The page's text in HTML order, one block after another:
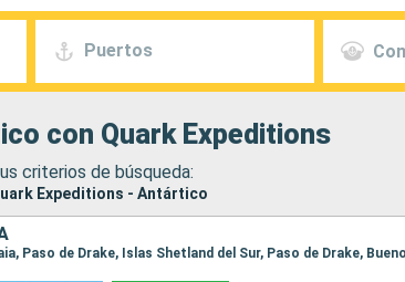
Puertos
con Quark Expeditions
criterios de búsqueda:
Expeditions - Antártico
Paso de Drake, Islas Shetland del Sur, Paso de Drake,